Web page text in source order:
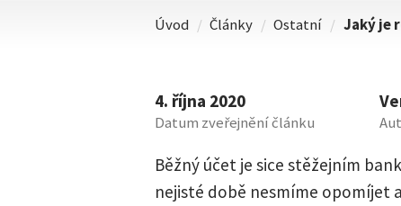
Úvod / Články / Ostatní / Jaký je
4. října 2020
Datum zveřejnění článku
Běžný účet je sice stěžejním
nejisté době nesmíme opomíjet